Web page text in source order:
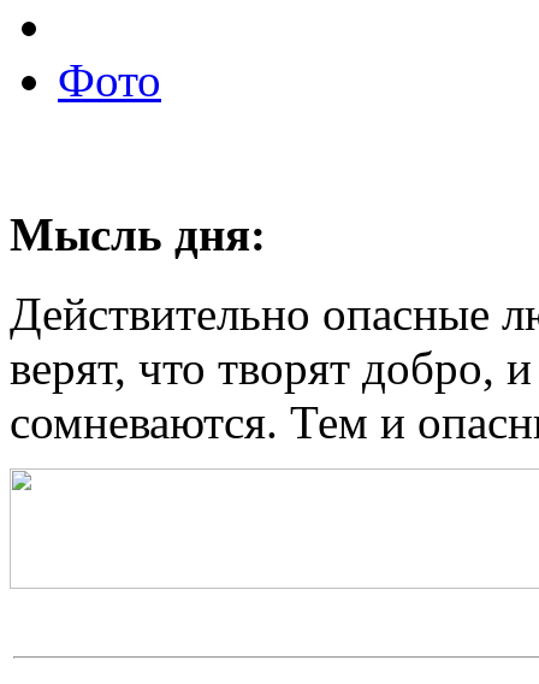
Фото
Мысль дня:
Действительно опасные
верят, что творят добро,
сомневаются. Тем и